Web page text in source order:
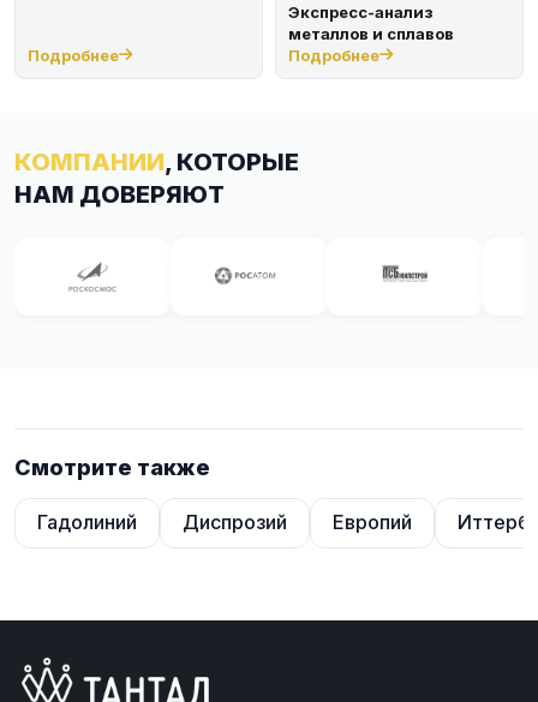
Подробнее
Экспресс-анализ
металлов и сплавов
Подробнее
КОМПАНИИ, КОТОРЫЕ
НАМ ДОВЕРЯЮТ
Смотрите также
Гадолиний Диспрозий Европий